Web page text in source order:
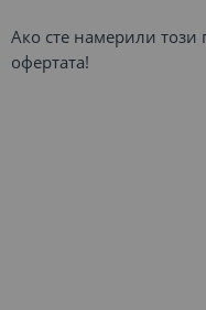
Ако сте намерили този
офертата!